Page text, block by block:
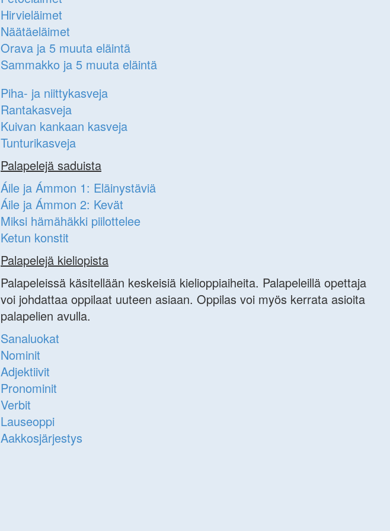
Hirvieläimet
Näätäeläimet
Orava ja 5 muuta eläintä
Sammakko ja 5 muuta eläintä
Piha- ja niittykasveja
Rantakasveja
Kuivan kankaan kasveja
Tunturikasveja
Palapelejä saduista
Áile ja Ámmon 1: Eläinystäviä
Áile ja Ámmon 2: Kevät
Miksi hämähäkki piilottelee
Ketun konstit
Palapelejä kieliopista
Palapeleissä käsitellään keskeisiä kielioppiaiheita. Palapeleillä opettaja
voi johdattaa oppilaat uuteen asiaan. Oppilas voi myös kerrata asioita
palapelien avulla.
Sanaluokat
Nominit
Adjektiivit
Pronominit
Verbit
Lauseoppi
Aakkosjärjestys